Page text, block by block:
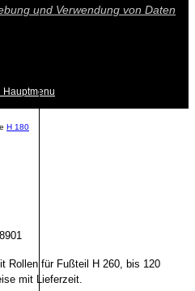
und Verwendung von Daten
Hauptmenu
H 180
Rollen für Fußteil H 260, bis 120
mit Lieferzeit.